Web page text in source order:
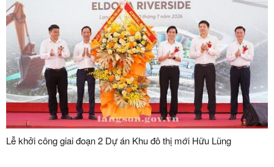
Lễ khởi công giai đoạn 2 Dự án Khu đô thị mới Hữu Lũng